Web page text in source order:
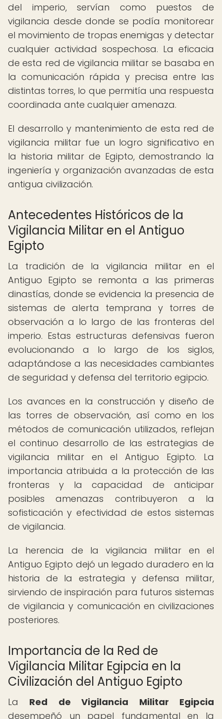
del imperio, servían como puestos de
vigilancia desde donde se podía monitorear
el movimiento de tropas enemigas y detectar
cualquier actividad sospechosa. La eficacia
de esta red de vigilancia militar se basaba en
la comunicación rápida y precisa entre las
distintas torres, lo que permitía una respuesta
coordinada ante cualquier amenaza.
El desarrollo y mantenimiento de esta red de
vigilancia militar fue un logro significativo en
la historia militar de Egipto, demostrando la
ingeniería y organización avanzadas de esta
antigua civilización.
Antecedentes Históricos de la
Vigilancia Militar en el Antiguo
Egipto
La tradición de la vigilancia militar en el
Antiguo Egipto se remonta a las primeras
dinastías, donde se evidencia la presencia de
sistemas de alerta temprana y torres de
observación a lo largo de las fronteras del
imperio. Estas estructuras defensivas fueron
evolucionando a lo largo de los siglos,
adaptándose a las necesidades cambiantes
de seguridad y defensa del territorio egipcio.
Los avances en la construcción y diseño de
las torres de observación, así como en los
métodos de comunicación utilizados, reflejan
el continuo desarrollo de las estrategias de
vigilancia militar en el Antiguo Egipto. La
importancia atribuida a la protección de las
fronteras y la capacidad de anticipar
posibles amenazas contribuyeron a la
sofisticación y efectividad de estos sistemas
de vigilancia.
La herencia de la vigilancia militar en el
Antiguo Egipto dejó un legado duradero en la
historia de la estrategia y defensa militar,
sirviendo de inspiración para futuros sistemas
de vigilancia y comunicación en civilizaciones
posteriores.
Importancia de la Red de
Vigilancia Militar Egipcia en la
Civilización del Antiguo Egipto
La Red de Vigilancia Militar Egipcia
desempeñó un papel fundamental en la